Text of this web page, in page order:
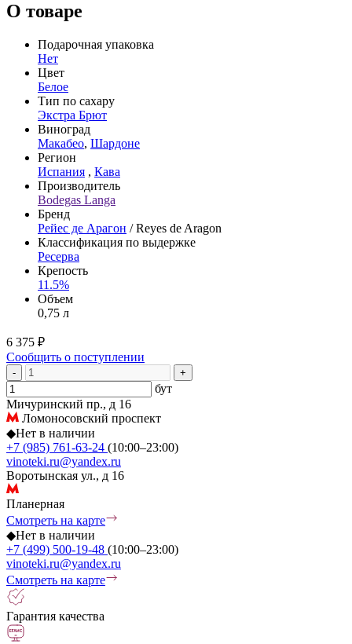
О товаре
Подарочная упаковка
Нет
Цвет
Белое
Тип по сахару
Экстра Брют
Виноград
Макабео, Шардоне
Регион
Испания , Кава
Производитель
Bodegas Langa
Бренд
Рейес де Арагон / Reyes de Aragon
Классификация по выдержке
Ресерва
Крепость
11.5%
Объем
0,75 л
6 375 ₽
Сообщить о поступлении
- +
бут
Мичуринский пр., д 16
Ломоносовский проспект
◆Нет в наличии
+7 (985) 761-63-24 (10:00–23:00)
vinoteki.ru@yandex.ru
Воротынская ул., д 16
Планерная
Смотреть на карте
◆Нет в наличии
+7 (499) 500-19-48 (10:00–23:00)
vinoteki.ru@yandex.ru
Смотреть на карте
Гарантия качества